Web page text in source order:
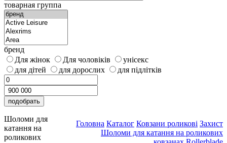
товарная группа
бренд
Для жінок
Для чоловіків
унісекс
для дітей
для дорослих для підлітків
Шоломи для
катання на
роликових
Головна Каталог Ковзани роликові Захист
Шоломи для катання на роликових